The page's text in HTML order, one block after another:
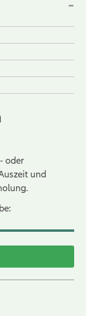
oder
und